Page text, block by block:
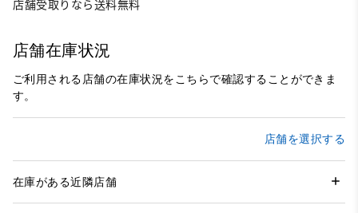
店舗受取りなら送料無料
店舗在庫状況
ご利用される店舗の在庫状況をこちらで確認することができま
す。
店舗を選択する
在庫がある近隣店舗